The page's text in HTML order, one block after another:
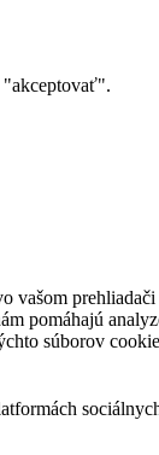
"akceptovať".
pomáhajú
súborov